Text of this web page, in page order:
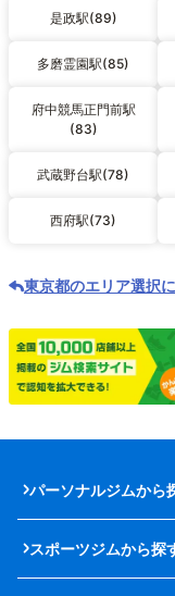
是政駅(89)
多磨霊園駅(85)
府中競馬正門前駅
(83)
武蔵野台駅(78)
西府駅(73)
東京都のエリア選択
パーソナルジムから
スポーツジムから探